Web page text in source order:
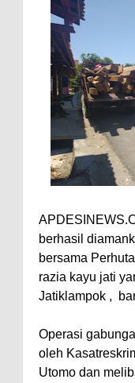
berhasil
bersama
razia kayu jati
Jatiklampok ,
Operasi
oleh
Utomo dan